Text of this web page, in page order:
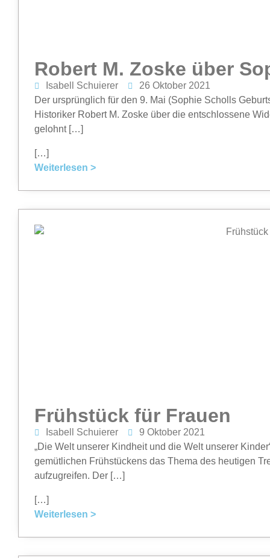
Robert M. Zoske über
Isabell Schuierer
26 Oktober 2021
Der ursprünglich für den 9. Mai (Sophie Scholls
Historiker Robert M. Zoske über die entschlossene
gelohnt […]
[…]
Weiterlesen >
Frühstück für Frauen
Isabell Schuierer
9 Oktober 2021
„Die Welt unserer Kindheit und die Welt unserer
gemütlichen Frühstückens das Thema des heutigen
aufzugreifen. Der […]
[…]
Weiterlesen >